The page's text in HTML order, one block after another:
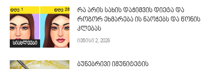
სიახლეები
რა არის სახის დაჭიმვის დიეტა და
როგორ ეხმარება ის ნაოჭებს და წონის
კლებას
ივნისი 2, 2026
ბუნებრივი იმუნიტეტის